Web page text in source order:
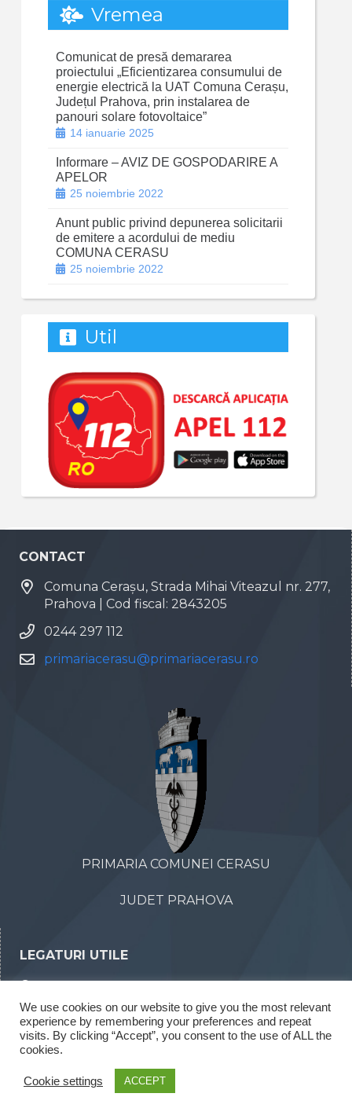
Vremea
Comunicat de presă demararea
proiectului „Eficientizarea consumului de
energie electrică la UAT Comuna Cerașu,
Județul Prahova, prin instalarea de
panouri solare fotovoltaice”
14 ianuarie 2025
Informare – AVIZ DE GOSPODARIRE A
APELOR
25 noiembrie 2022
Anunt public privind depunerea solicitarii
de emitere a acordului de mediu
COMUNA CERASU
25 noiembrie 2022
Util
CONTACT
Comuna Cerașu, Strada Mihai Viteazul nr. 277,
Prahova | Cod fiscal: 2843205
0244 297 112
primariacerasu@primariacerasu.ro
PRIMARIA COMUNEI CERASU
JUDET PRAHOVA
LEGATURI UTILE
Declaratii de interese
Rapoarte legea 52/2003
We use cookies on our website to give you the most relevant
experience by remembering your preferences and repeat
visits. By clicking “Accept”, you consent to the use of ALL the
cookies.
Cookie settings ACCEPT